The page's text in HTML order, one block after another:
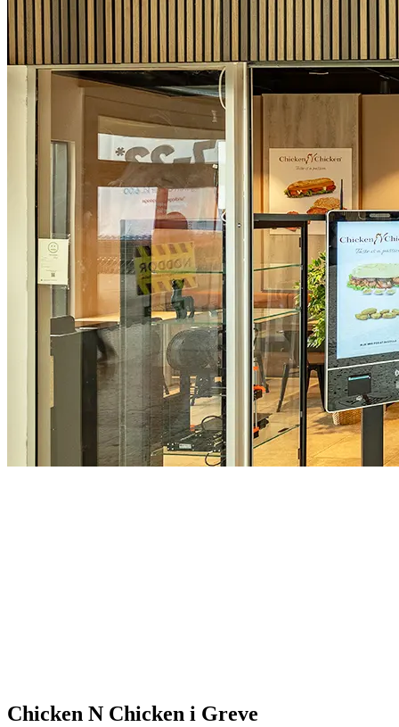
Chicken N Chicken i Greve